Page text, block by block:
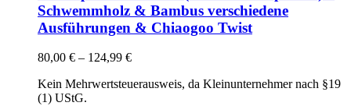
Schwemmholz & Bambus verschiedene
Ausführungen & Chiaogoo Twist
80,00 € – 124,99 €
Kein Mehrwertsteuerausweis, da Kleinunternehmer nach §19
(1) UStG.